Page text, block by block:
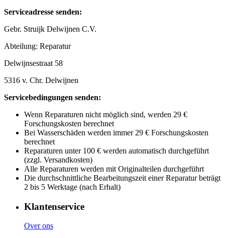
Serviceadresse senden:
Gebr. Struijk Delwijnen C.V.
Abteilung: Reparatur
Delwijnsestraat 58
5316 v. Chr. Delwijnen
Servicebedingungen senden:
Wenn Reparaturen nicht möglich sind, werden 29 €
Forschungskosten berechnet
Bei Wasserschäden werden immer 29 € Forschungskosten
berechnet
Reparaturen unter 100 € werden automatisch durchgeführt
(zzgl. Versandkosten)
Alle Reparaturen werden mit Originalteilen durchgeführt
Die durchschnittliche Bearbeitungszeit einer Reparatur beträgt
2 bis 5 Werktage (nach Erhalt)
Klantenservice
Over ons